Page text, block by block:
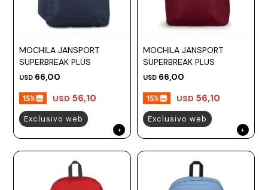
MOCHILA JANSPORT
SUPERBREAK PLUS
USD 66,00
USD 56,10
Exclusivo web
MOCHILA JANSPORT
SUPERBREAK PLUS
USD 66,00
USD 56,10
Exclusivo web